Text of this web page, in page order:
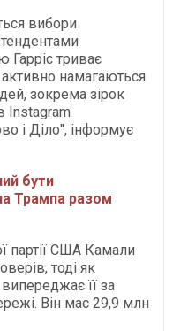
вибори
триває
активно намагаються
зокрема зірок
Instagram
і Діло", інформує
бути
Трампа разом
партії США Камали
тоді як
її за
Він має 29,9 млн